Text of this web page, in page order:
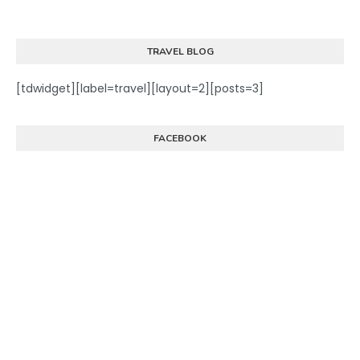
TRAVEL BLOG
[tdwidget][label=travel][layout=2][posts=3]
FACEBOOK